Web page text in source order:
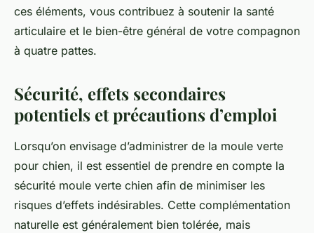
ces éléments, vous contribuez à soutenir la santé
articulaire et le bien-être général de votre compagnon
à quatre pattes.
Sécurité, effets secondaires
potentiels et précautions d’emploi
Lorsqu’on envisage d’administrer de la moule verte
pour chien, il est essentiel de prendre en compte la
sécurité moule verte chien afin de minimiser les
risques d’effets indésirables. Cette complémentation
naturelle est généralement bien tolérée, mais